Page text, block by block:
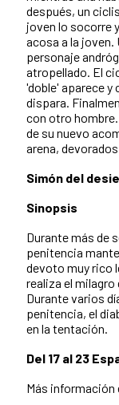
después, un
joven lo socorre
acosa a la joven.
personaje
atropellado. El
'doble' aparece
dispara.
con otro
de su nuevo
arena,
Simón del
Sinopsis
Durante más de
penitencia
devoto muy rico
realiza el milagro
Durante varios
penitencia, el
en la tentación.
Del 17 al 23
Más información